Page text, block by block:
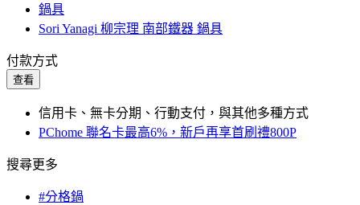
鍋具
Sori Yanagi 柳宗理 南部鐵器 鍋具
付款方式
查看
信用卡、無卡分期、行動支付，與其他多種方式
PChome 聯名卡最高6%，新戶再享首刷禮800P
搜尋更多
#分格鍋